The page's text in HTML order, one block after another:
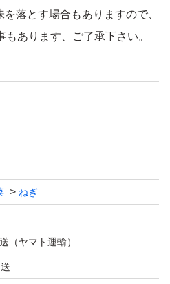
落とす場合もありますので、
あります、ご了承下さい。
ねぎ
（ヤマト運輸）